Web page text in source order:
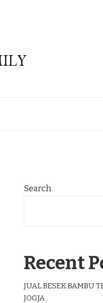
Search
Recent
JUAL BESEK BAMBU
JOGJA